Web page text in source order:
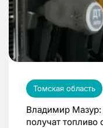
Томская область
Владимир Мазур:
получат топливо